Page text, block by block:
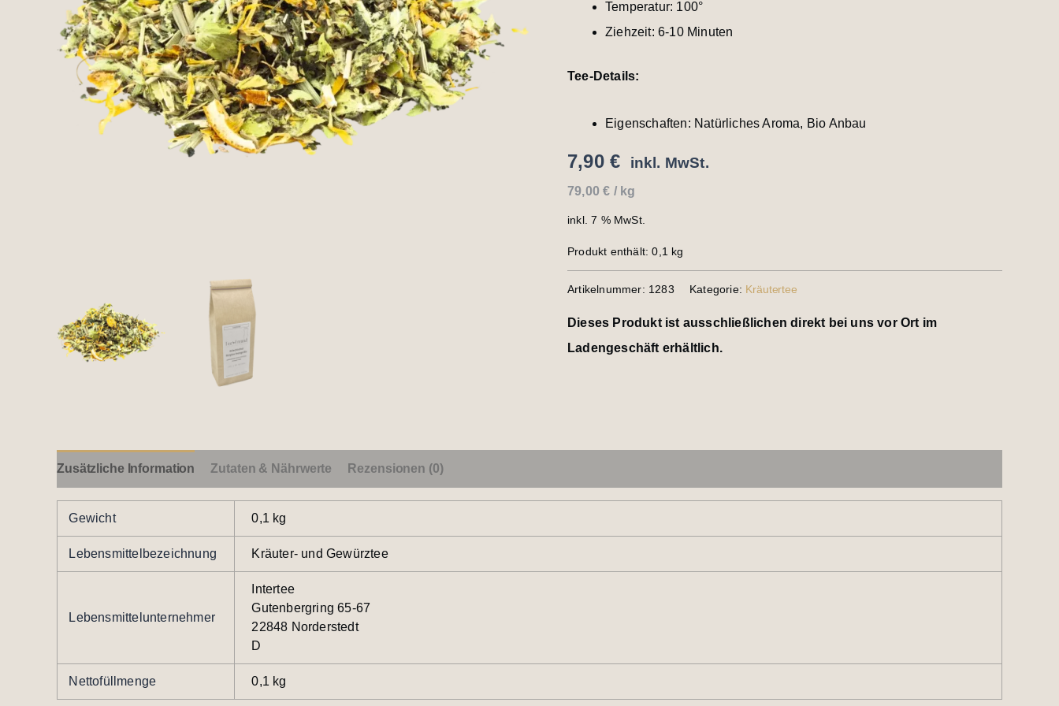
Temperatur: 100°
Ziehzeit: 6-10 Minuten
Tee-Details:
Eigenschaften: Natürliches Aroma, Bio Anbau
7,90 € inkl. MwSt.
79,00€ / kg
inkl. 7 % MwSt.
Produkt enthält: 0,1 kg
Artikelnummer: 1283 Kategorie: Kräutertee
Dieses Produkt ist ausschließlichen direkt bei uns vor Ort im
Ladengeschäft erhältlich.
Zusätzliche Information Zutaten & Nährwerte Rezensionen (0)
Gewicht 0,1 kg
Lebensmittelbezeichnung Kräuter- und Gewürztee
Lebensmittelunternehmer
Intertee
Gutenbergring 65-67
22848 Norderstedt
D
Nettofüllmenge 0,1 kg